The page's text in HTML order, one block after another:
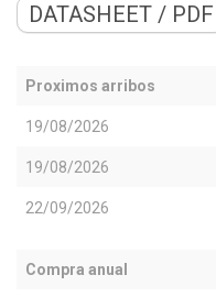
DATASHEET / PDF
Proximos arribos
19/08/2026
19/08/2026
22/09/2026
Compra anual